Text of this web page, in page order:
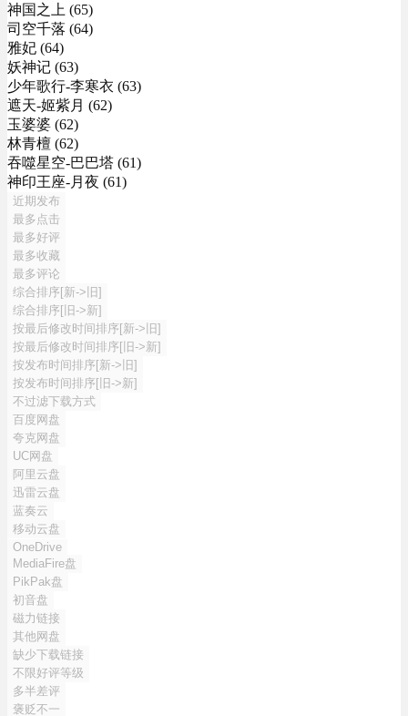
神国之上 (65)
司空千落 (64)
雅妃 (64)
妖神记 (63)
少年歌行-李寒衣 (63)
遮天-姬紫月 (62)
玉婆婆 (62)
林青檀 (62)
吞噬星空-巴巴塔 (61)
神印王座-月夜 (61)
近期发布
最多点击
最多好评
最多收藏
最多评论
综合排序[新->旧]
综合排序[旧->新]
按最后修改时间排序[新->旧]
按最后修改时间排序[旧->新]
按发布时间排序[新->旧]
按发布时间排序[旧->新]
不过滤下载方式
百度网盘
夸克网盘
UC网盘
阿里云盘
迅雷云盘
蓝奏云
移动云盘
OneDrive
MediaFire盘
PikPak盘
初音盘
磁力链接
其他网盘
缺少下载链接
不限好评等级
多半差评
褒贬不一